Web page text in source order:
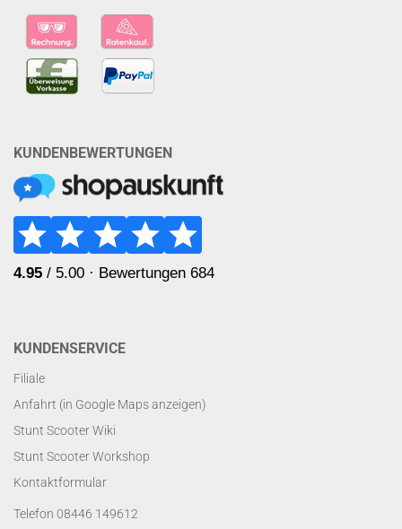
KUNDENBEWERTUNGEN
KUNDENSERVICE
Filiale
Anfahrt (in Google Maps anzeigen)
Stunt Scooter Wiki
Stunt Scooter Workshop
Kontaktformular
Telefon 08446 149612